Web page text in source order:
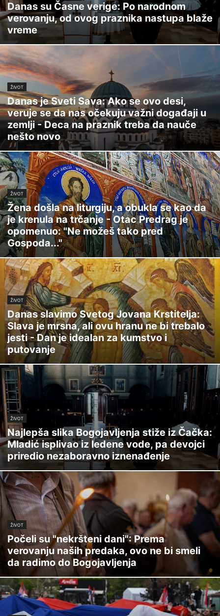
Danas su Časne verige: Po narodnom
verovanju, od ovog praznika nastupa blaže
vreme
ŽIVOT
Danas je Sveti Sava: Ako se ovo desi,
veruje se da nas očekuju važni događaji u
zemlji - Deca na praznik treba da nauče
nešto novo
ŽIVOT
Žena došla na liturgiju, a obukla se kao da
je krenula na trčanje - Otac Predrag je
opomenuo: "Ne možeš tako pred
Gospoda..."
ŽIVOT
Danas slavimo Svetog Jovana Krstitelja:
Slava je mrsna, ali ovu hranu ne bi trebalo
jesti - Dan je idealan za kumstvo i
putovanje
ŽIVOT
Najlepša slika Bogojavljenja stiže iz Čačka:
Mladić isplivao iz ledene vode, pa devojci
priredio nezaboravno iznenađenje
ŽIVOT
Počeli su "nekršteni dani": Prema
verovanju naših predaka, ovo ne bi smeli
da radimo do Bogojavljenja